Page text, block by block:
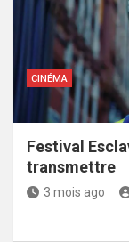
CINÉMA
Festival
transmettre
3 mois ago